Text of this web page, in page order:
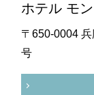
ホテル モ
〒650-0004
号